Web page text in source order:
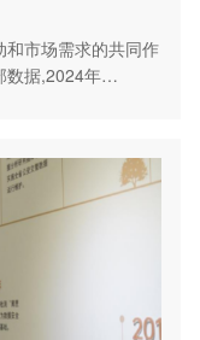
市场需求的共同作
数据,2024年…